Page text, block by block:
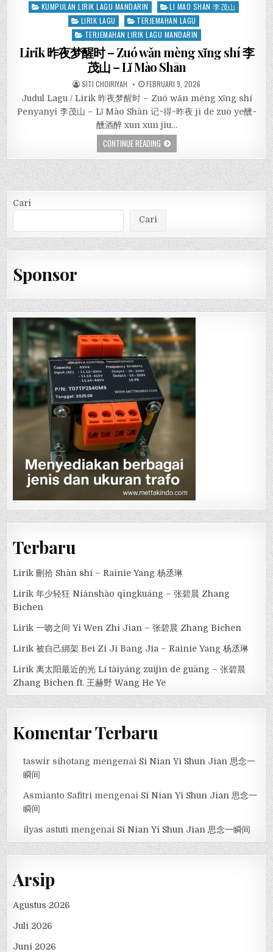
Posted
KUMPULAN LIRIK LAGU MANDARIN
LI MAO SHAN 李茂山
LIRIK LAGU
TERJEMAHAN LAGU
TERJEMAHAN LIRIK LAGU MANDARIN
Lirik 昨夜梦醒时 – Zuó wǎn mèng xǐng shí 李
茂山 – Lǐ Mào Shān
SITI CHOIRIYAH FEBRUARI 9, 2026
Judul Lagu / Lirik 昨夜梦醒时 – Zuó wǎn mèng xǐng shí
Penyanyi 李茂山 – Lǐ Mào Shān 记~得~昨夜 ji de zuo ye醺~
醺酒醉 xun xun jiu…
CONTINUE READING
Cari
Cari
Sponsor
Terbaru
Lirik 刪拾 Shān shí – Rainie Yang 杨丞琳
Lirik 年少轻狂 Niánshào qīngkuáng – 张碧晨 Zhang
Bichen
Lirik 一吻之间 Yi Wen Zhi Jian – 张碧晨 Zhang Bichen
Lirik 被自己綁架 Bei Zi Ji Bang Jia – Rainie Yang 杨丞琳
Lirik 离太阳最近的光 Lí tàiyáng zuìjìn de guāng – 张碧晨
Zhang Bichen ft. 王赫野 Wang He Ye
Komentar Terbaru
taswir sihotang mengenai Si Nian Yi Shun Jian 思念一
瞬间
Asmianto Safitri mengenai Si Nian Yi Shun Jian 思念一
瞬间
ilyas astuti mengenai Si Nian Yi Shun Jian 思念一瞬间
Arsip
Agustus 2026
Juli 2026
Juni 2026